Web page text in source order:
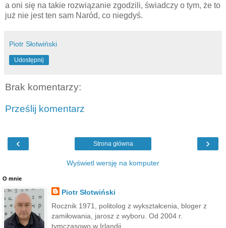
a oni się na takie rozwiązanie zgodzili, świadczy o tym, że to
już nie jest ten sam Naród, co niegdyś.
Piotr Słotwiński
Udostępnij
Brak komentarzy:
Prześlij komentarz
‹ ›
Strona główna
Wyświetl wersję na komputer
O mnie
Piotr Słotwiński
Rocznik 1971, politolog z wykształcenia, bloger z
zamiłowania, jarosz z wyboru. Od 2004 r.
tymczasowo w Irlandii.